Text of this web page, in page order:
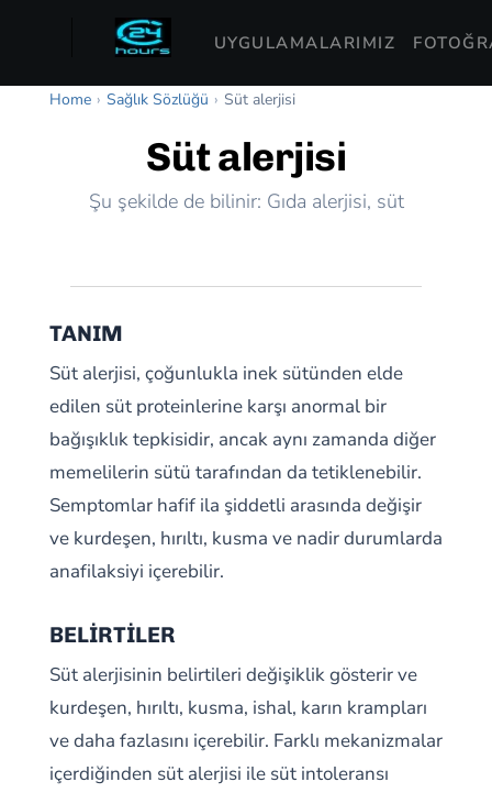
UYGULAMALARIMIZ
Home › Sağlık Sözlüğü › Süt alerjisi
Süt alerjisi
Şu şekilde de bilinir: Gıda alerjisi, süt
TANIM
Süt alerjisi, çoğunlukla inek sütünden elde
edilen süt proteinlerine karşı anormal bir
bağışıklık tepkisidir, ancak aynı zamanda diğer
memelilerin sütü tarafından da tetiklenebilir.
Semptomlar hafif ila şiddetli arasında değişir
ve kurdeşen, hırıltı, kusma ve nadir durumlarda
anafilaksiyi içerebilir.
BELİRTİLER
Süt alerjisinin belirtileri değişiklik gösterir ve
kurdeşen, hırıltı, kusma, ishal, karın krampları
ve daha fazlasını içerebilir. Farklı mekanizmalar
içerdiğinden süt alerjisi ile süt intoleransı